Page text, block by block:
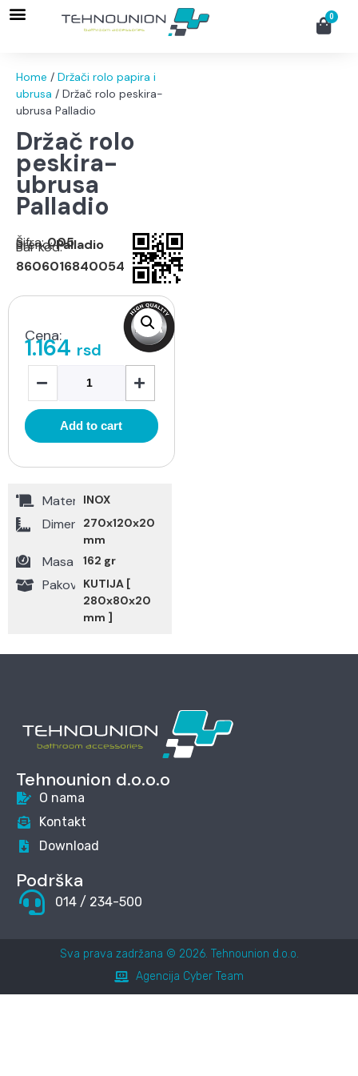
0
Home / Držači rolo papira i
ubrusa / Držač rolo peskira-
ubrusa Palladio
Držač rolo
peskira-
ubrusa
Palladio
Šifra:005
Brend:Palladio
Bar kod:
8606016840054
Cena:
1.164 rsd
Add to cart
MaterijalINOX
Dimenzije270x120x20
mm
Masa 162 gr
PakovanjeKUTIJA [
280x80x20
mm ]
Tehnounion d.o.o.o
O nama
Kontakt
Download
Podrška
014 / 234-500
Sva prava zadržana © 2026. Tehnounion d.o.o.
Agencija Cyber Team